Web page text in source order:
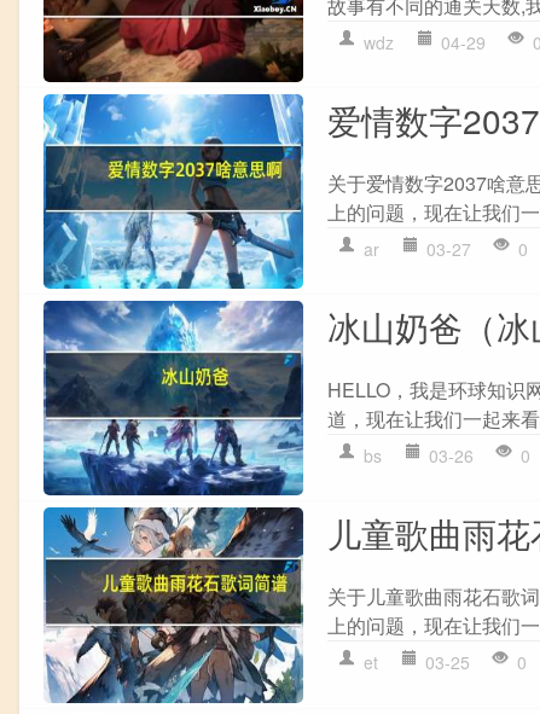
wdz 04-29 0
爱情数字
关于爱情数字2037啥意
上的问题，现在让我们
ar 03-27 0
冰山奶爸（冰
HELLO，我是环球知识
道，现在让我们一起来
bs 03-26 0
儿童歌曲雨
关于儿童歌曲雨花石歌
上的问题，现在让我们
et 03-25 0